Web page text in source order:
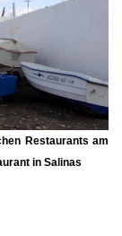
Restaurants am
in Salinas